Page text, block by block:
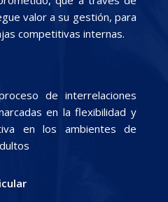
valor a su gestión, para
competitivas internas.
de interrelaciones
en la flexibilidad y
en los ambientes de